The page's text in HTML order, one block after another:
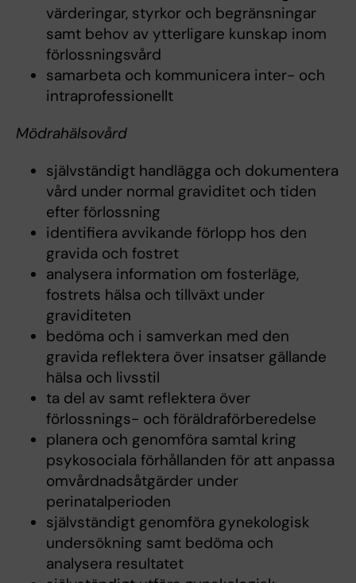
värderingar, styrkor och begränsningar
samt behov av ytterligare kunskap inom
förlossningsvård
samarbeta och kommunicera inter- och
intraprofessionellt
Mödrahälsovård
självständigt handlägga och dokumentera
vård under normal graviditet och tiden
efter förlossning
identifiera avvikande förlopp hos den
gravida och fostret
analysera information om fosterläge,
fostrets hälsa och tillväxt under
graviditeten
bedöma och i samverkan med den
gravida reflektera över insatser gällande
hälsa och livsstil
ta del av samt reflektera över
förlossnings- och föräldraförberedelse
planera och genomföra samtal kring
psykosociala förhållanden för att anpassa
omvårdnadsåtgärder under
perinatalperioden
självständigt genomföra gynekologisk
undersökning samt bedöma och
analysera resultatet